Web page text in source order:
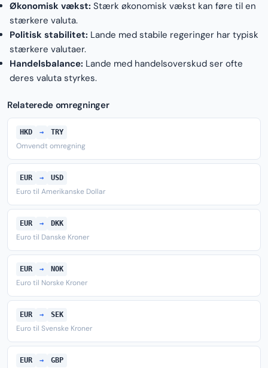
Økonomisk vækst: Stærk økonomisk vækst kan føre til en
stærkere valuta.
Politisk stabilitet: Lande med stabile regeringer har typisk
stærkere valutaer.
Handelsbalance: Lande med handelsoverskud ser ofte
deres valuta styrkes.
Relaterede omregninger
HKD → TRY
Omvendt omregning
EUR → USD
Euro til Amerikanske Dollar
EUR → DKK
Euro til Danske Kroner
EUR → NOK
Euro til Norske Kroner
EUR → SEK
Euro til Svenske Kroner
EUR → GBP